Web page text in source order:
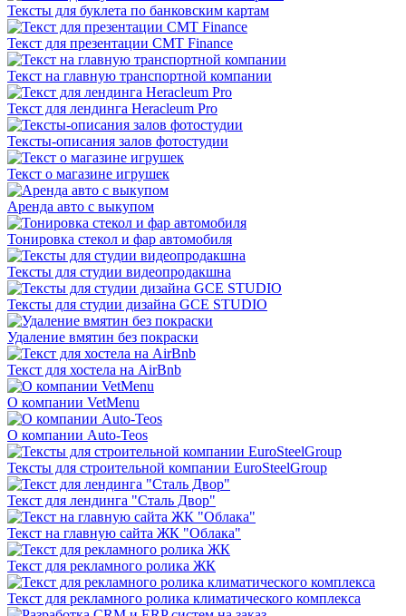
Тексты для буклета по банковским картам
Текст для презентации CMT Finance
Текст на главную транспортной компании
Текст для лендинга Heracleum Pro
Тексты-описания залов фотостудии
Текст о магазине игрушек
Аренда авто с выкупом
Тонировка стекол и фар автомобиля
Тексты для студии видеопродакшна
Тексты для студии дизайна GCE STUDIO
Удаление вмятин без покраски
Текст для хостела на AirBnb
О компании VetMenu
О компании Auto-Teos
Тексты для строительной компании EuroSteelGroup
Текст для лендинга "Сталь Двор"
Текст на главную сайта ЖК "Облака"
Текст для рекламного ролика ЖК
Текст для рекламного ролика климатического комплекса